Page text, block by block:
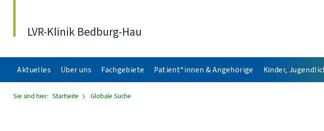
LVR-Klinik Bedburg-Hau
Aktuelles Über uns Fachgebiete Patient*innen & Angehörige Kinder,
Sie sind hier: Startseite Globale Suche